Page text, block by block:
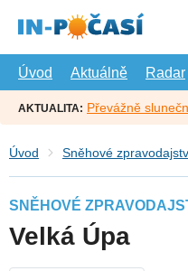
hlavní
Úvod
Aktuálně Radar
AKTUALITA: Převážně
Úvod Sněhové
SNĚHOVÉ
Velká Úpa